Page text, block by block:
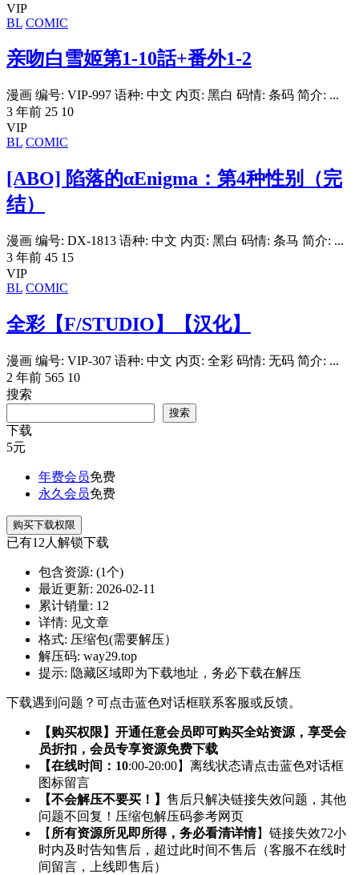
VIP
BL COMIC
亲吻白雪姬第1-10話+番外1-2
漫画 编号: VIP-997 语种: 中文 内页: 黑白 码情: 条码 简介: ...
3 年前 25 10
VIP
BL COMIC
[ABO] 陷落的αEnigma：第4种性别（完
结）
漫画 编号: DX-1813 语种: 中文 内页: 黑白 码情: 条马 简介: ...
3 年前 45 15
VIP
BL COMIC
全彩【F/STUDIO】【汉化】
漫画 编号: VIP-307 语种: 中文 内页: 全彩 码情: 无码 简介: ...
2 年前 565 10
搜索
搜索
下载
5元
年费会员免费
永久会员免费
购买下载权限
已有12 人解锁下载
包含资源: (1个)
最近更新: 2026-02-11
累计销量: 12
详情: 见文章
格式: 压缩包(需要解压）
解压码: way29.top
提示: 隐藏区域即为下载地址，务必下载在解压
下载遇到问题？可点击蓝色对话框联系客服或反馈。
【购买权限】开通任意会员即可购买全站资源，享受会
员折扣，会员专享资源免费下载
【在线时间：10:00-20:00】离线状态请点击蓝色对话框
图标留言
【不会解压不要买！】 售后只解决链接失效问题，其他
问题不回复！压缩包解压码参考网页
【 所有资源所见即所得，务必看清详情】链接失效72小
时内及时告知售后，超过此时间不售后（客服不在线时
间留言，上线即售后）